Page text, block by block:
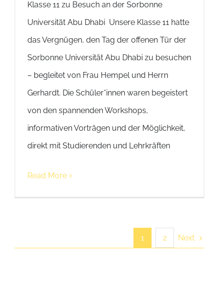
Klasse 11 zu Besuch an der Sorbonne
Universität Abu Dhabi Unsere Klasse 11 hatte
das Vergnügen, den Tag der offenen Tür der
Sorbonne Universität Abu Dhabi zu besuchen
– begleitet von Frau Hempel und Herrn
Gerhardt. Die Schüler*innen waren begeistert
von den spannenden Workshops,
informativen Vorträgen und der Möglichkeit,
direkt mit Studierenden und Lehrkräften
Read More
1 2 Next